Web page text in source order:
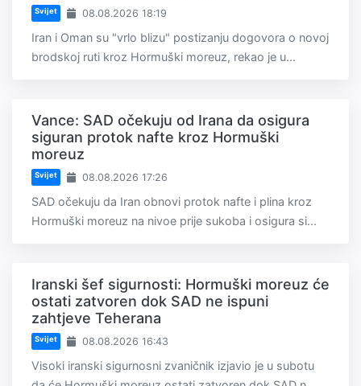
Svijet 08.08.2026 18:19
Iran i Oman su "vrlo blizu" postizanju dogovora o novoj
brodskoj ruti kroz Hormuški moreuz, rekao je u...
Vance: SAD očekuju od Irana da osigura
siguran protok nafte kroz Hormuški
moreuz
Svijet 08.08.2026 17:26
SAD očekuju da Iran obnovi protok nafte i plina kroz
Hormuški moreuz na nivoe prije sukoba i osigura si...
Iranski šef sigurnosti: Hormuški moreuz će
ostati zatvoren dok SAD ne ispuni
zahtjeve Teherana
Svijet 08.08.2026 16:43
Visoki iranski sigurnosni zvaničnik izjavio je u subotu